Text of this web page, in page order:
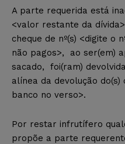
A parte requerida está
<valor restante da
cheque de nº(s) <digite o
não pagos>, ao ser(em)
sacado, foi(ram)
alínea da devolução do(s)
banco no verso>.
Por restar infrutífero
propõe a parte